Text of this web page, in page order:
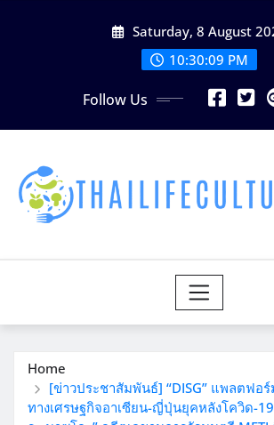
Saturday, 8 August
10:30:10 PM
Follow Us
Home
[ข่าวประชาสัมพันธ์] “DISG” แพลตฟอ
ทางเศรษฐกิจอาเซียน-ญี่ปุ่นยุคหลังโควิด-19